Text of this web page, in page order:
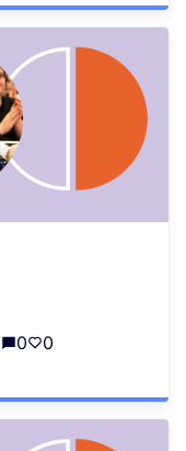
0 0